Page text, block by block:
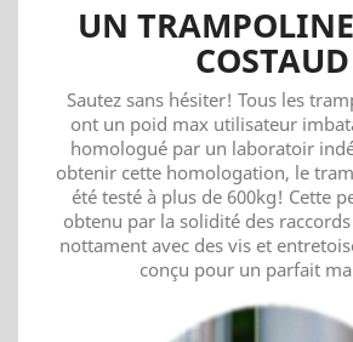
UN
COSTAUD
Sautez sans hésiter! Tous les
ont un poid max utilisateur
homologué par un laboratoir
obtenir cette homologation, le
été testé à plus de 600kg! Cette
obtenu par la solidité des
nottament avec des vis et
conçu pour un parfait